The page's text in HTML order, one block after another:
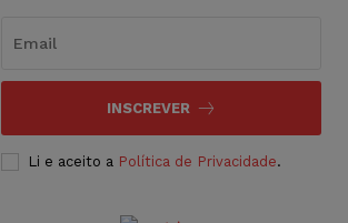
INSCREVER
Li e aceito a Política de Privacidade.